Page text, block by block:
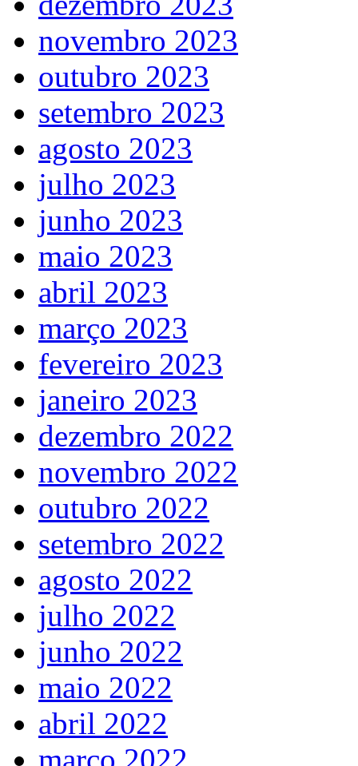
novembro 2023
outubro 2023
setembro 2023
agosto 2023
julho 2023
junho 2023
maio 2023
abril 2023
março 2023
fevereiro 2023
janeiro 2023
dezembro 2022
novembro 2022
outubro 2022
setembro 2022
agosto 2022
julho 2022
junho 2022
maio 2022
abril 2022
março 2022